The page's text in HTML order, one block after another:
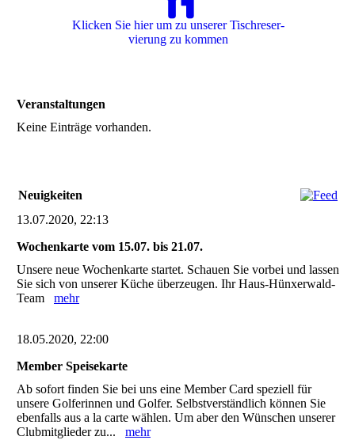
Klicken Sie hier um zu unserer Tisch­re­ser­
vie­rung zu kommen
Veranstaltungen
Keine Einträge vorhanden.
Neuigkeiten
13.07.2020, 22:13
Wochenkarte vom 15.07. bis 21.07.
Unsere neue Wochenkarte startet. Schauen Sie vorbei und lassen
Sie sich von unserer Küche überzeugen. Ihr Haus-Hünxerwald-
Team mehr
18.05.2020, 22:00
Member Speisekarte
Ab sofort finden Sie bei uns eine Member Card speziell für
unsere Golferinnen und Golfer. Selbstverständlich können Sie
ebenfalls aus a la carte wählen. Um aber den Wünschen unserer
Clubmitglieder zu... mehr